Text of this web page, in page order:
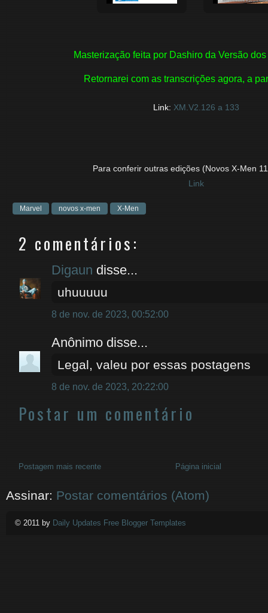
Masterização feita por Dashiro da Versão
Retornarei com as transcrições agora, a
Link: XM.V2.126 a 133
Para conferir outras edições (Novos X-Men
Link
Marvel novos x-men X-Men
2 comentários:
Digaun disse...
uhuuuuu
8 de nov. de 2023, 00:52:00
Anônimo disse...
Legal, valeu por essas postagens
8 de nov. de 2023, 20:22:00
Postar um comentário
Postagem mais recente Página inicial
Assinar: Postar comentários (Atom)
© 2011 by Daily Updates Free Blogger Templates